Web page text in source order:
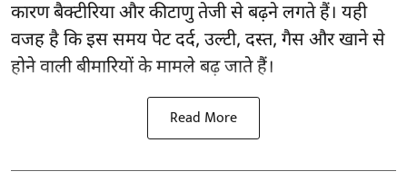
कारण बैक्टीरिया और कीटाणु तेजी से बढ़ने लगते हैं। यही
वजह है कि इस समय पेट दर्द, उल्टी, दस्त, गैस और खाने से
होने वाली बीमारियों के मामले बढ़ जाते हैं।
Read More